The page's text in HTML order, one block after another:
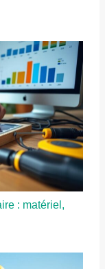
: matériel,